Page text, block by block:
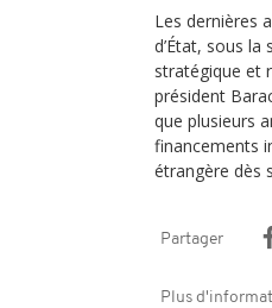
Les dernières
d’État, sous
stratégique et
président
que plusieurs
financements
étrangère dès
Partager
Plus